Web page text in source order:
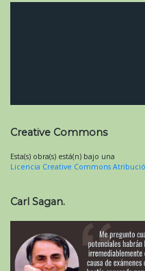
Creative Commons
Esta(s) obra(s) está(n) bajo una
Licencia Creative Commons
Carl Sagan.